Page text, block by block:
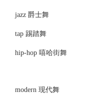
jazz 爵士舞
tap 踢踏舞
hip-hop 嘻哈街舞
modern 现代舞